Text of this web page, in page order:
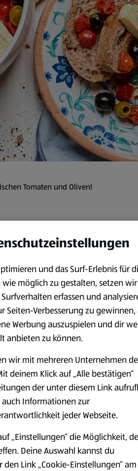
Tomaten und Oliven!
Zubereitung
Die Kirschtomaten waschen
Oliven abtropfen lassen.
Auflaufform geben. Mit
Den Feta auf dem
Tomaten träufeln und im
Unterhitze) 15 Minuten
Zu dem überbackenen
und das Surf-Erlebnis für
möglich zu gestalten, setzen wir
erfassen und
Seiten-Verbesserung zu gewinnen,
Werbung auszuspielen und dir
anbieten zu können.
wir mit mehreren Unternehmen
deinem Klick auf „Alle bestätigen“
der unter diesem Link
Informationen zur
jeder Webseite.
„Einstellungen“ die Möglichkeit,
Deine Auswahl kannst du
Link „Cookie-Einstellungen“